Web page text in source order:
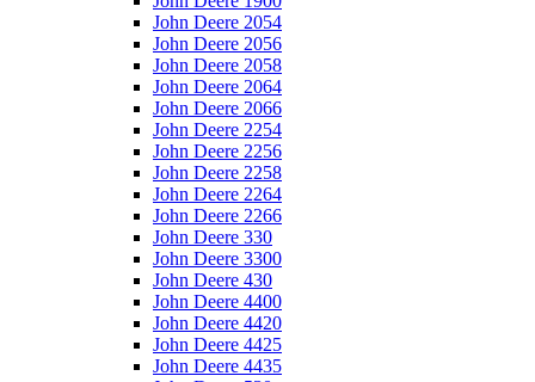
John Deere 2054
John Deere 2056
John Deere 2058
John Deere 2064
John Deere 2066
John Deere 2254
John Deere 2256
John Deere 2258
John Deere 2264
John Deere 2266
John Deere 330
John Deere 3300
John Deere 430
John Deere 4400
John Deere 4420
John Deere 4425
John Deere 4435